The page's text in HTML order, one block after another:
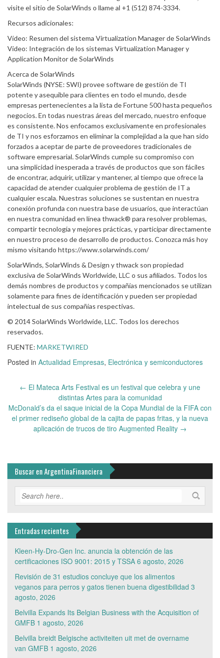
visite el sitio de SolarWinds o llame al +1 (512) 874-3334.
Recursos adicionales:
Vídeo: Resumen del sistema Virtualization Manager de SolarWinds
Video: Integración de los sistemas Virtualization Manager y
Application Monitor de SolarWinds
Acerca de SolarWinds
SolarWinds (NYSE: SWI) provee software de gestión de TI
potente y asequible para clientes en todo el mundo, desde
empresas pertenecientes a la lista de Fortune 500 hasta pequeños
negocios. En todas nuestras áreas del mercado, nuestro enfoque
es consistente. Nos enfocamos exclusivamente en profesionales
de TI y nos esforzamos en eliminar la complejidad a la que han sido
forzados a aceptar de parte de proveedores tradicionales de
software empresarial. SolarWinds cumple su compromiso con
una simplicidad inesperada a través de productos que son fáciles
de encontrar, adquirir, utilizar y mantener, al tiempo que ofrece la
capacidad de atender cualquier problema de gestión de IT a
cualquier escala. Nuestras soluciones se sustentan en nuestra
conexión profunda con nuestra base de usuarios, que interactúan
en nuestra comunidad en línea thwack® para resolver problemas,
compartir tecnología y mejores prácticas, y participar directamente
en nuestro proceso de desarrollo de productos. Conozca más hoy
mismo visitando https://www.solarwinds.com/
SolarWinds, SolarWinds & Design y thwack son propiedad
exclusiva de SolarWinds Worldwide, LLC o sus afiliados. Todos los
demás nombres de productos y compañías mencionados se utilizan
solamente para fines de identificación y pueden ser propiedad
intelectual de sus compañías respectivas.
© 2014 SolarWinds Worldwide, LLC. Todos los derechos
reservados.
FUENTE: MARKETWIRED
Posted in Actualidad Empresas, Electrónica y semiconductores
Post← El Mateca Arts Festival es un festival que celebra y une
distintas Artes para la comunidad
McDonald’s da el saque inicial de la Copa Mundial de la FIFA con
el primer rediseño global de la cajita de papas fritas, y la nueva
aplicación de trucos de tiro Augmented Reality →
Buscar en ArgentinaFinanciera
Entradas recientes
Kleen-Hy-Dro-Gen Inc. anuncia la obtención de las
certificaciones ISO 9001: 2015 y TSSA 6 agosto, 2026
Revisión de 31 estudios concluye que los alimentos
veganos para perros y gatos tienen buena digestibilidad 3
agosto, 2026
Belvilla Expands Its Belgian Business with the Acquisition of
GMFB 1 agosto, 2026
Belvilla breidt Belgische activiteiten uit met de overname
van GMFB 1 agosto, 2026